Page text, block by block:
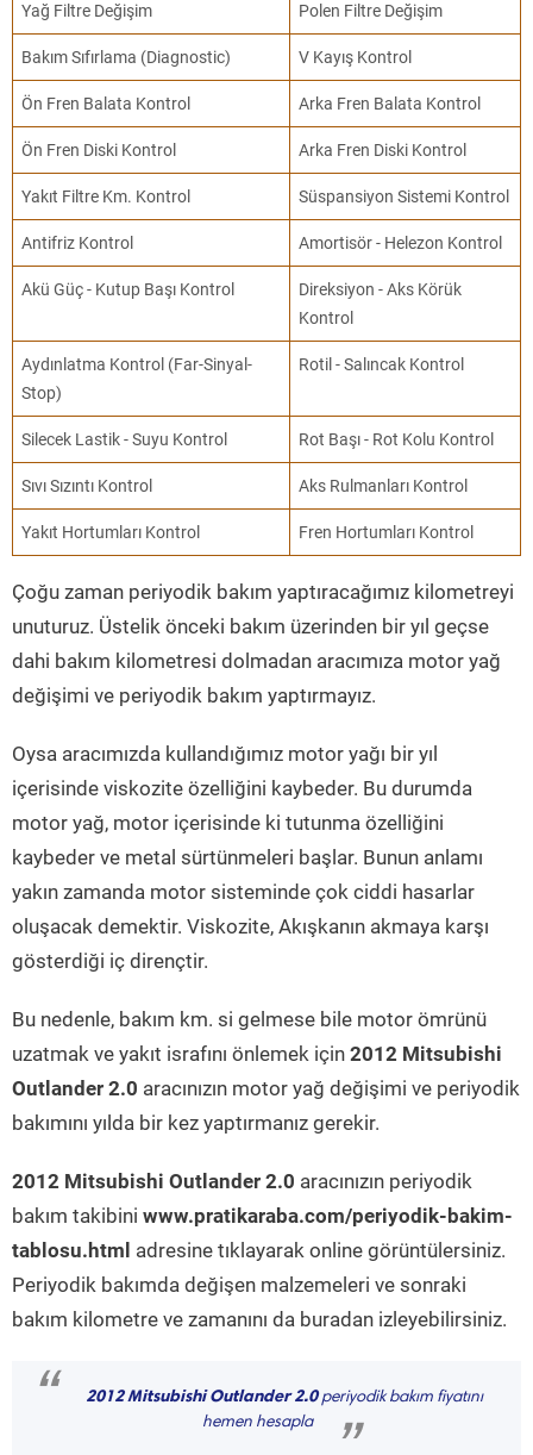
Yağ Filtre Değişim Polen Filtre Değişim
Bakım Sıfırlama (Diagnostic) V Kayış Kontrol
Ön Fren Balata Kontrol Arka Fren Balata Kontrol
Ön Fren Diski Kontrol Arka Fren Diski Kontrol
Yakıt Filtre Km. Kontrol Süspansiyon Sistemi Kontrol
Antifriz Kontrol Amortisör - Helezon Kontrol
Akü Güç - Kutup Başı Kontrol
Direksiyon - Aks Körük
Kontrol
Aydınlatma Kontrol (Far-Sinyal-
Stop)
Rotil - Salıncak Kontrol
Silecek Lastik - Suyu Kontrol Rot Başı - Rot Kolu Kontrol
Sıvı Sızıntı Kontrol Aks Rulmanları Kontrol
Yakıt Hortumları Kontrol Fren Hortumları Kontrol
Çoğu zaman periyodik bakım yaptıracağımız kilometreyi
unuturuz. Üstelik önceki bakım üzerinden bir yıl geçse
dahi bakım kilometresi dolmadan aracımıza motor yağ
değişimi ve periyodik bakım yaptırmayız.
Oysa aracımızda kullandığımız motor yağı bir yıl
içerisinde viskozite özelliğini kaybeder. Bu durumda
motor yağ, motor içerisinde ki tutunma özelliğini
kaybeder ve metal sürtünmeleri başlar. Bunun anlamı
yakın zamanda motor sisteminde çok ciddi hasarlar
oluşacak demektir. Viskozite, Akışkanın akmaya karşı
gösterdiği iç dirençtir.
Bu nedenle, bakım km. si gelmese bile motor ömrünü
uzatmak ve yakıt israfını önlemek için 2012 Mitsubishi
Outlander 2.0 aracınızın motor yağ değişimi ve periyodik
bakımını yılda bir kez yaptırmanız gerekir.
2012 Mitsubishi Outlander 2.0 aracınızın periyodik
bakım takibini www.pratikaraba.com/periyodik-bakim-
tablosu.html adresine tıklayarak online görüntülersiniz.
Periyodik bakımda değişen malzemeleri ve sonraki
bakım kilometre ve zamanını da buradan izleyebilirsiniz.
“ 2012 Mitsubishi Outlander 2.0periyodik bakım fiyatını
hemen hesapla